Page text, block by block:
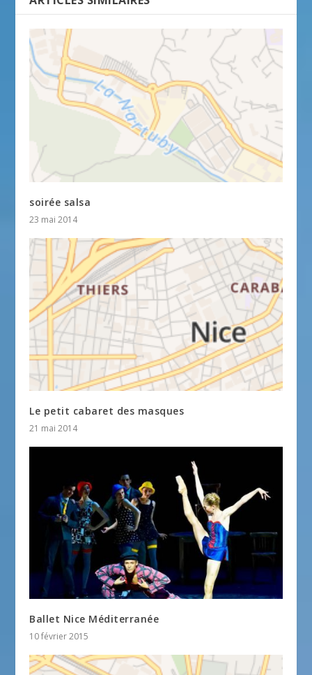
soirée salsa
23 mai 2014
Le petit cabaret des masques
21 mai 2014
Ballet Nice Méditerranée
10 février 2015